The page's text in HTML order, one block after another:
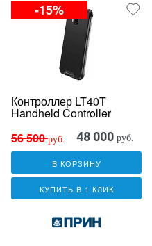
-15%
Контроллер LT40T
Handheld Controller
56 500руб. 48 000 руб.
В КОРЗИНУ
КУПИТЬ В 1 КЛИК